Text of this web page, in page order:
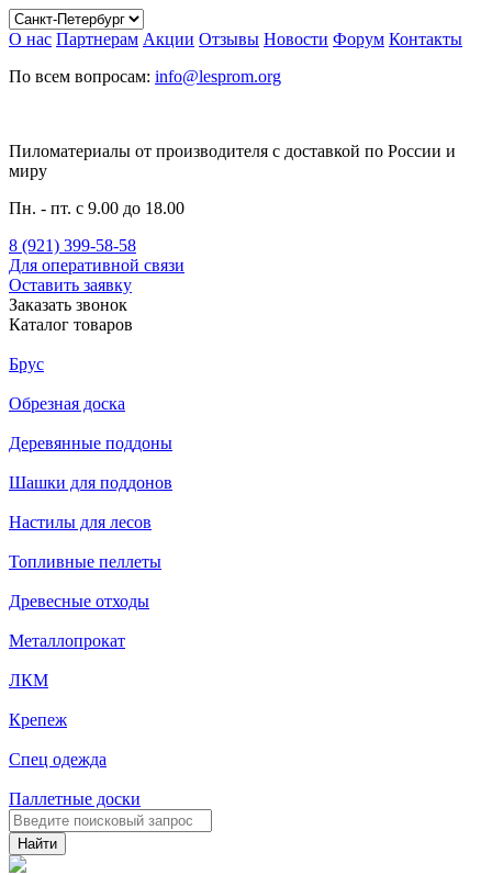
О нас Партнерам Акции Отзывы Новости Форум Контакты
По всем вопросам: info@lesprom.org
Пиломатериалы от производителя c доставкой по России и
миру
Пн. - пт. с 9.00 до 18.00
8 (921) 399-58-58
Для оперативной связи
Оставить заявку
Заказать звонок
Каталог товаров
Брус
Обрезная доска
Деревянные поддоны
Шашки для поддонов
Настилы для лесов
Топливные пеллеты
Древесные отходы
Металлопрокат
ЛКМ
Крепеж
Спец одежда
Паллетные доски
Найти